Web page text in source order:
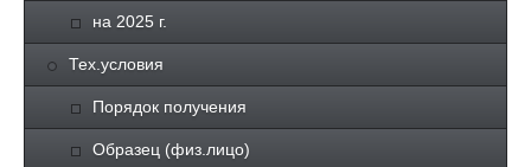
на 2025 г.
Тех.условия
Порядок получения
Образец (физ.лицо)